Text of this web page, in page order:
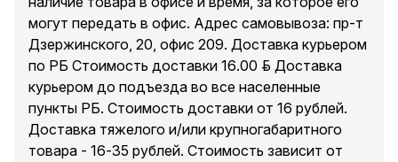
могут передать в офис. Адрес самовывоза: пр-т
Дзержинского, 20, офис 209. Доставка курьером
по РБ Стоимость доставки 16.00 руб. Доставка
курьером до подъезда во все населенные
пункты РБ. Стоимость доставки от 16 рублей.
Доставка тяжелого и/или крупногабаритного
товара - 16-35 рублей. Стоимость зависит от